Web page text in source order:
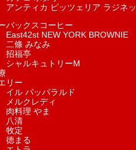
ンティカ ピッツェリア ラジネッ
バックスコーヒー
NEW YORK BROWNIE
條 みなみ
招福亭
ャルキュトリーM
リー
ル パッパラルド
ルクレディ
料理 やま
八清
牧定
徳まる